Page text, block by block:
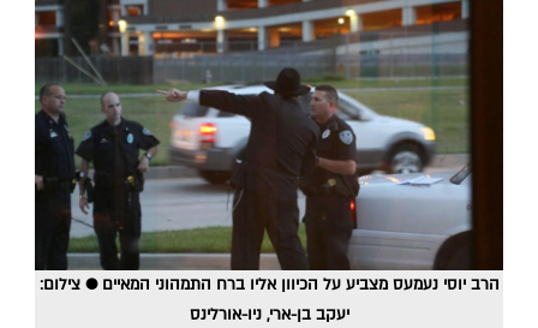
הרב יוסי נעמעס מצביע על הכיוון אליו ברח התמהוני המאיים ● צילום:
יעקב בן-ארי, ניו-אורלינס